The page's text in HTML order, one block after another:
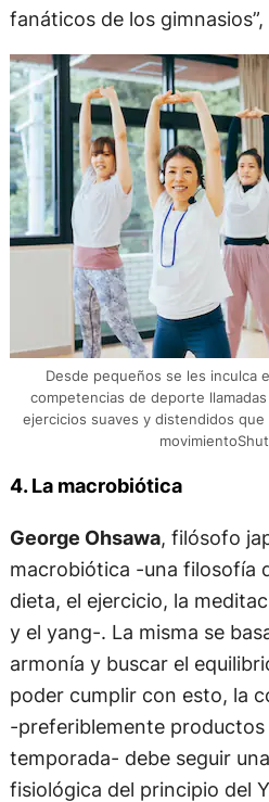
fanáticos de los
Desde pequeños se les inculca
competencias de deporte llamadas
ejercicios suaves y distendidos
4. La macrobiótica
George Ohsawa, filósofo
macrobiótica -una filosofía
dieta, el ejercicio, la
y el yang-. La misma se
armonía y buscar el
poder cumplir con esto, la
-preferiblemente
temporada- debe seguir
fisiológica del principio del